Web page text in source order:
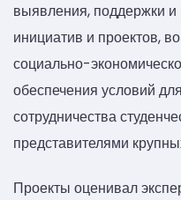
выявления, поддержки
инициатив и проектов,
социально-
обеспечения условий
сотрудничества
представителями
Проекты оценивал